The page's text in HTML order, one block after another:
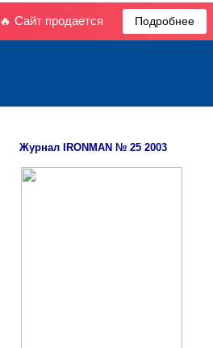
🔥 Сайт продается Подробнее
Журнал IRONMAN № 25 2003